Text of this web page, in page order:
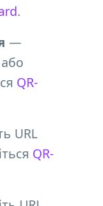
.
—
QR-
URL
QR-